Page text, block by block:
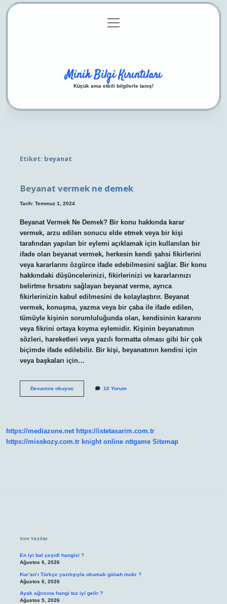
Gizlilik Politikası
menüyü
aç
Minik Bilgi Kırıntıları
Küçük ama etkili bilgilerle tanış!
Etiket: beyanat
Beyanat vermek ne demek
Tarih: Temmuz 1, 2024
Beyanat Vermek Ne Demek? Bir konu hakkında karar
vermek, arzu edilen sonucu elde etmek veya bir kişi
tarafından yapılan bir eylemi açıklamak için kullanılan bir
ifade olan beyanat vermek, herkesin kendi şahsi fikirlerini
veya kararlarını özgürce ifade edebilmesini sağlar. Bir konu
hakkındaki düşüncelerinizi, fikirlerinizi ve kararlarınızı
belirtme fırsatını sağlayan beyanat verme, ayrıca
fikirlerinizin kabul edilmesini de kolaylaştırır. Beyanat
vermek, konuşma, yazma veya bir çaba ile ifade edilen,
tümüyle kişinin sorumluluğunda olan, kendisinin kararını
veya fikrini ortaya koyma eylemidir. Kişinin beyanatının
sözleri, hareketleri veya yazılı formatta olması gibi bir çok
biçimde ifade edilebilir. Bir kişi, beyanatının kendisi için
veya başkaları için…
Devamını okuyunBeyanat
10 Yorum
https://mediazone.net https://istetasarim.com.tr
https://misskozy.com.tr knight online nttgame Sitemap
Son Yazılar
En iyi bal çeşidi hangisi ?
Ağustos 6, 2026
Kur’an’ı Türkçe yazılışıyla okumak günah mıdır ?
Ağustos 6, 2026
Ayak ağrısına hangi tuz iyi gelir ?
Ağustos 5, 2026